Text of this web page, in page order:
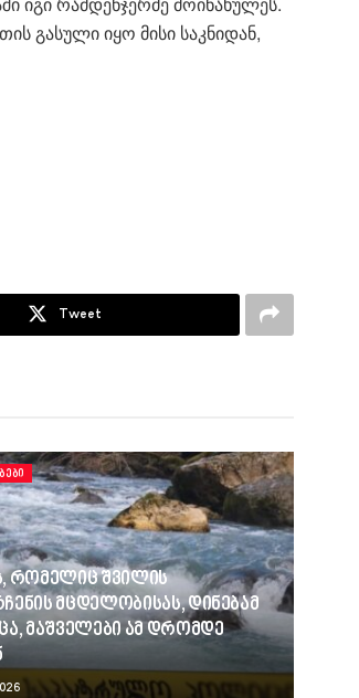
გასული იყო მისი საკნიდან,
Tweet
რომელიც შვილის
მცდელობისას, დინებამ
მაშველები ამ დრომდე